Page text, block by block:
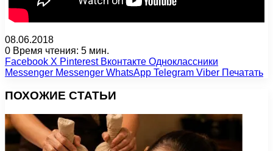
08.06.2018
0 Время чтения: 5 мин.
Facebook X Pinterest Вконтакте Одноклассники
Messenger Messenger WhatsApp Telegram Viber Печатать
ПОХОЖИЕ СТАТЬИ